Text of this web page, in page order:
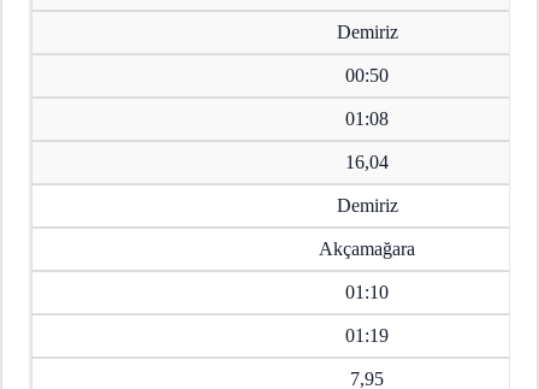
Demiriz
00:50
01:08
16,04
Demiriz
Akçamağara
01:10
01:19
7,95